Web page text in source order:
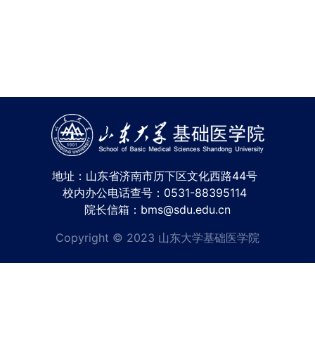
地址：山东省济南市历下区文化西路44号
校内办公电话查号：0531-88395114
院长信箱：bms@sdu.edu.cn
Copyright © 2023 山东大学基础医学院